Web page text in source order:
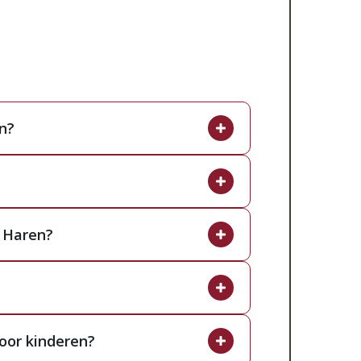
is er een vernieuwde indoor
met favoriete gerechten, en de
bij aan een onvergetelijke en
Brinkzicht is door telefonisch
om vooraf te reserveren om
speciale wensen doorgeven, zoals
uw bezoek optimaal voorbereid is.
voor gezinnen uit Haren vanwege
voor het hele gezin, met
Drentsche Aa geniet u van een
veilige speelvoorzieningen, zowel
die gemakkelijk bereikbaar is bij
kinderen?